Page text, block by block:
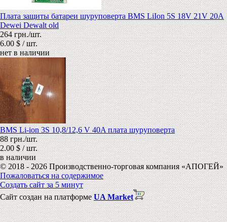
Плата защиты батареи шуруповерта BMS LiIon 5S 18V 21V 20A
Dewei Dewalt old
264 грн./шт.
6.00 $ / шт.
нет в наличии
BMS Li-ion 3S 10,8/12,6 V 40A плата шуруповерта
88 грн./шт.
2.00 $ / шт.
в наличии
© 2018 - 2026 Производственно-торговая компания «АПОГЕЙ»
Пожаловаться на содержимое
Создать сайт за 5 минут
Сайт создан на платформе UA Market